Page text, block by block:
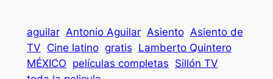
aguilar Antonio Aguilar Asiento Asiento de
TV Cine latino gratis Lamberto Quintero
MÉXICO películas completas Sillón TV